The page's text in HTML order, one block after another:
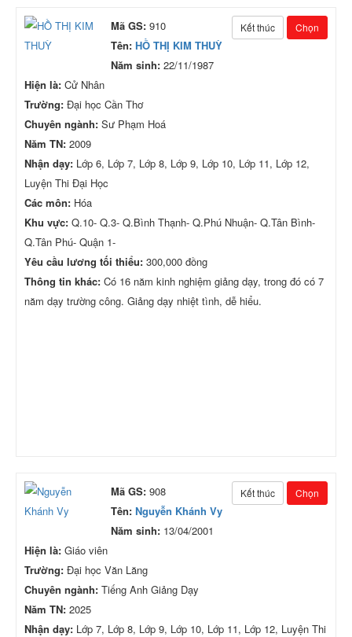
Kết thúc Chọn
Mã GS: 910
Tên: HỒ THỊ KIM THUỲ
Năm sinh: 22/11/1987
Hiện là: Cử Nhân
Trường: Đại học Cần Thơ
Chuyên ngành: Sư Phạm Hoá
Năm TN: 2009
Nhận dạy: Lớp 6, Lớp 7, Lớp 8, Lớp 9, Lớp 10, Lớp 11, Lớp 12,
Luyện Thi Đại Học
Các môn: Hóa
Khu vực: Q.10- Q.3- Q.Bình Thạnh- Q.Phú Nhuận- Q.Tân Bình-
Q.Tân Phú- Quận 1-
Yêu cầu lương tối thiểu: 300,000 đồng
Thông tin khác: Có 16 năm kinh nghiệm giảng dạy, trong đó có 7
năm dạy trường công. Giảng dạy nhiệt tình, dễ hiểu.
Kết thúc Chọn
Mã GS: 908
Tên: Nguyễn Khánh Vy
Năm sinh: 13/04/2001
Hiện là: Giáo viên
Trường: Đại học Văn Lăng
Chuyên ngành: Tiếng Anh Giảng Dạy
Năm TN: 2025
Nhận dạy: Lớp 7, Lớp 8, Lớp 9, Lớp 10, Lớp 11, Lớp 12, Luyện Thi